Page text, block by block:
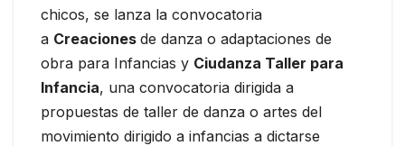
chicos, se lanza la convocatoria
a Creaciones de danza o adaptaciones de
obra para Infancias y Ciudanza Taller para
Infancia, una convocatoria dirigida a
propuestas de taller de danza o artes del
movimiento dirigido a infancias a dictarse